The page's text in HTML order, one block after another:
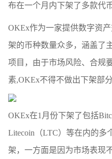
布在一个月内下架了多款代
OKEx作为一家提供数字资
架的币种数量众多，涵盖了
项目，由于市场风险、合规
素,OKEx不得不做出下架部
OKEx在1月份下架了包括
Litecoin（LTC）等在内的多
架，一方面是因为市场表现